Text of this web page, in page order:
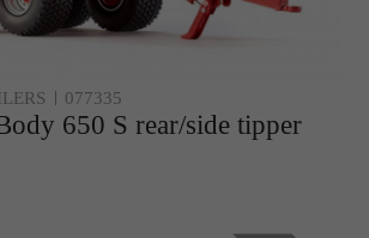
077335
650 S rear/side tipper
es gesetzt ist, werden bestimmte
unterbunden.